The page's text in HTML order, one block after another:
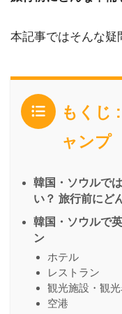
本記事ではそんな疑
もくじ
ャンプ
韓国・ソウルで
い？ 旅行前にど
韓国・ソウルで
ン
ホテル
レストラン
観光施設・観
空港